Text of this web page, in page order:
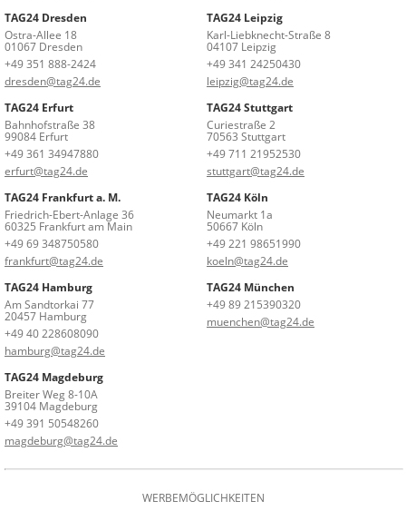
TAG24 Dresden
Ostra-Allee 18
01067 Dresden
+49 351 888-2424
dresden@tag24.de
TAG24 Leipzig
Karl-Liebknecht-Straße 8
04107 Leipzig
+49 341 24250430
leipzig@tag24.de
TAG24 Erfurt
Bahnhofstraße 38
99084 Erfurt
+49 361 34947880
erfurt@tag24.de
TAG24 Stuttgart
Curiestraße 2
70563 Stuttgart
+49 711 21952530
stuttgart@tag24.de
TAG24 Frankfurt a. M.
Friedrich-Ebert-Anlage 36
60325 Frankfurt am Main
+49 69 348750580
frankfurt@tag24.de
TAG24 Köln
Neumarkt 1a
50667 Köln
+49 221 98651990
koeln@tag24.de
TAG24 Hamburg
Am Sandtorkai 77
20457 Hamburg
+49 40 228608090
hamburg@tag24.de
TAG24 München
+49 89 215390320
muenchen@tag24.de
TAG24 Magdeburg
Breiter Weg 8-10A
39104 Magdeburg
+49 391 50548260
magdeburg@tag24.de
WERBEMÖGLICHKEITEN